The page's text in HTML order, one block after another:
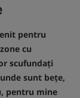
pentru
cu
scufundați
sunt bețe,
pentru mine